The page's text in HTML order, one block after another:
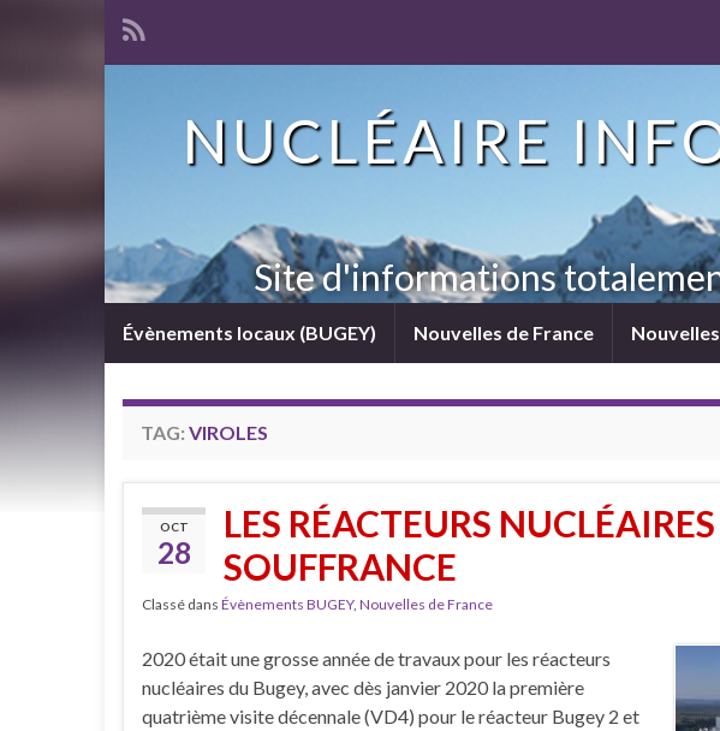
NUCLÉAIRE
Site d'informations
Évènements locaux (BUGEY) Nouvelles de France
TAG: VIROLES
OCT
28
LES RÉACTEURS
SOUFFRANCE
Classé dans Évènements BUGEY, Nouvelles de France
2020 était une grosse année de travaux pour les réacteurs
nucléaires du Bugey, avec dès janvier 2020 la première
quatrième visite décennale (VD4) pour le réacteur Bugey 2 et